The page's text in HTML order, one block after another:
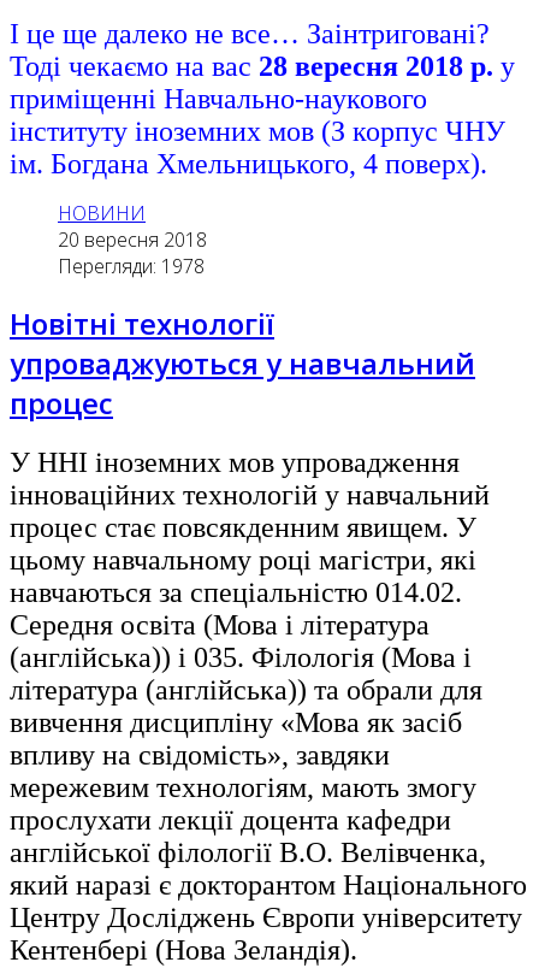
І це ще далеко не все… Заінтриговані?
Тоді чекаємо на вас 28 вересня 2018 р. у
приміщенні Навчально-наукового
інституту іноземних мов (З корпус ЧНУ
ім. Богдана Хмельницького, 4 поверх).
НОВИНИ
20 вересня 2018
Перегляди: 1978
Новітні технології
упроваджуються у навчальний
процес
У ННІ іноземних мов упровадження
інноваційних технологій у навчальний
процес стає повсякденним явищем. У
цьому навчальному році магістри, які
навчаються за спеціальністю 014.02.
Середня освіта (Мова і література
(англійська)) і 035. Філологія (Мова і
література (англійська)) та обрали для
вивчення дисципліну «Мова як засіб
впливу на свідомість», завдяки
мережевим технологіям, мають змогу
прослухати лекції доцента кафедри
англійської філології В.О. Велівченка,
який наразі є докторантом Національного
Центру Досліджень Європи університету
Кентенбері (Нова Зеландія).